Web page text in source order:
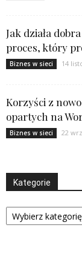
Jak działa
proces, który
Biznes w sieci 14
Korzyści z
opartych na
Biznes w sieci 22
Kategorie
Kategorie